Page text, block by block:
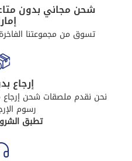
تسوق من مجموعتنا
إرجاع
نحن نقدم ملصقات شحن إرجاع
رسوم
تطبق